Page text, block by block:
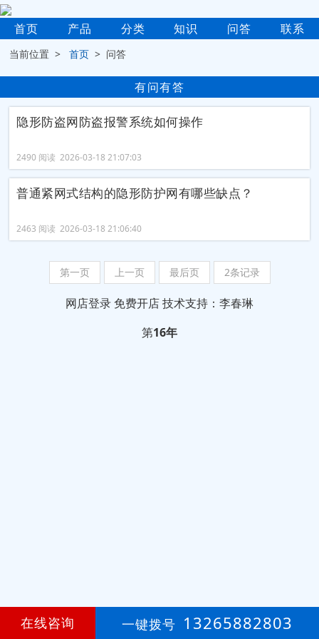
首页 产品 分类 知识 问答 联系
当前位置 >首页 > 问答
有问有答
隐形防盗网防盗报警系统如何操作
2490 阅读 2026-03-18 21:07:03
普通紧网式结构的隐形防护网有哪些缺点？
2463 阅读 2026-03-18 21:06:40
第一页 上一页 最后页 2条记录
网店登录 免费开店技术支持：李春琳
第16年
在线咨询 一键拨号 13265882803